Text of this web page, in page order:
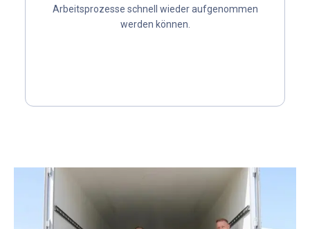
Arbeitsprozesse schnell wieder aufgenommen
werden können.